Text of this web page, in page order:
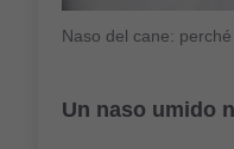
Naso del cane:
Un naso umido